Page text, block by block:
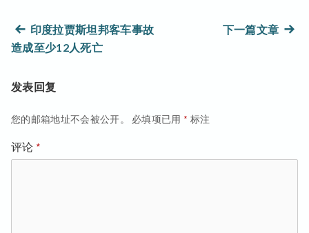
文
章
导
航
上
篇
章：
印度拉贾斯坦邦客车事故
造成至少12人死亡
下一篇文章下
发表回复
您的邮箱地址不会被公开。 必填项已用 * 标注
评论 *